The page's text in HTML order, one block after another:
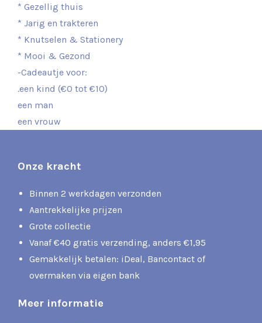
* Gezellig thuis
* Jarig en trakteren
* Knutselen & Stationery
* Mooi & Gezond
-Cadeautje voor:
.een kind (€0 tot €10)
een man
een vrouw
Onze kracht
Binnen 2 werkdagen verzonden
Aantrekkelijke prijzen
Grote collectie
Vanaf €40 gratis verzending, anders €1,95
Gemakkelijk betalen: iDeal, Bancontact of
overmaken via eigen bank
Meer informatie